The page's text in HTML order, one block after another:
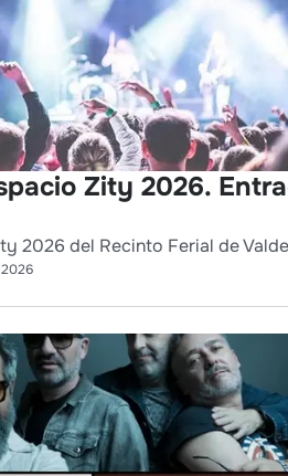
Zity 2026.
2026 del Recinto Ferial de